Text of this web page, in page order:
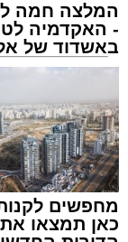
המלצה חמה
- האקדמיה
באשדוד של
קריאולנסקי -
מחפשים
כאן תמצאו